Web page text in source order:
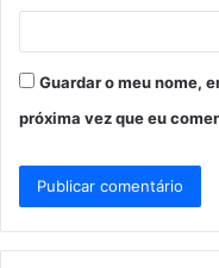
Guardar o meu nome,
próxima vez que eu